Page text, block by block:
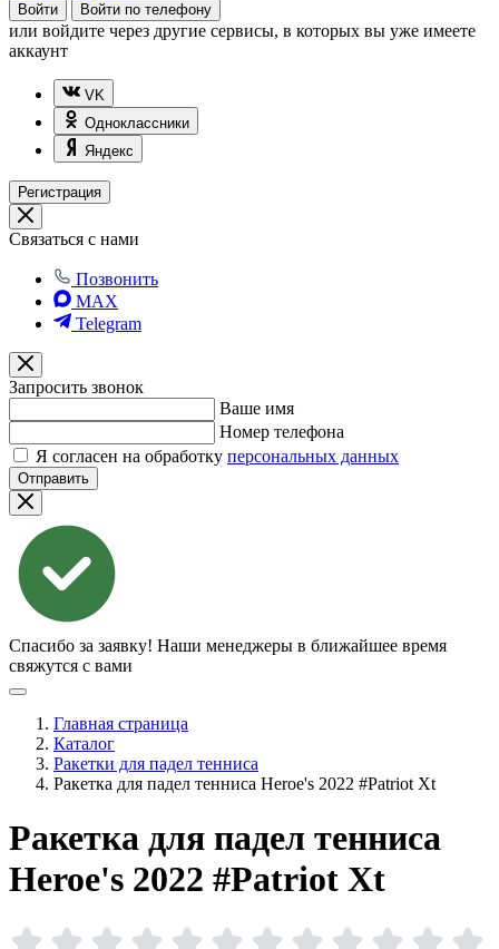
Войти Войти по телефону
или войдите через другие сервисы, в которых вы уже имеете
аккаунт
VK
Одноклассники
Яндекс
Регистрация
Связаться с нами
Позвонить
MAX
Telegram
Запросить звонок
Ваше имя
Номер телефона
Я согласен на обработку персональных данных
Отправить
Спасибо за заявку! Наши менеджеры в ближайшее время
свяжутся с вами
Главная страница
Каталог
Ракетки для падел тенниса
Ракетка для падел тенниса Heroe's 2022 #Patriot Xt
Ракетка для падел тенниса
Heroe's 2022 #Patriot Xt